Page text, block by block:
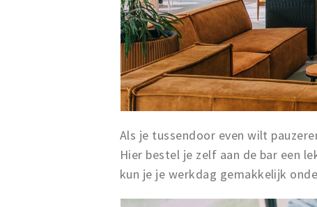
Als je tussendoor even wilt
Hier bestel je zelf aan de bar een
kun je je werkdag gemakkelijk